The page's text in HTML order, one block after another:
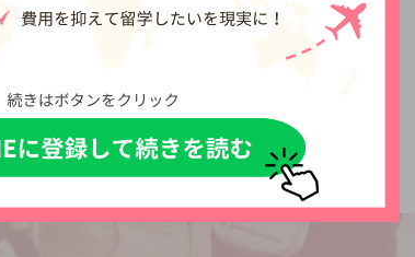
めの一歩のお手伝い」をコンセプトに、留学を
パンフレットの手配（無料）を行っています。
詳細を見る